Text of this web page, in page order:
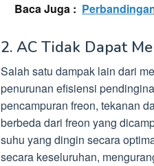
Baca Juga :
2. AC Tidak Dapat
Salah satu dampak lain dari
penurunan efisiensi
pencampuran freon, tekanan
berbeda dari freon yang
suhu yang dingin secara
secara keseluruhan,